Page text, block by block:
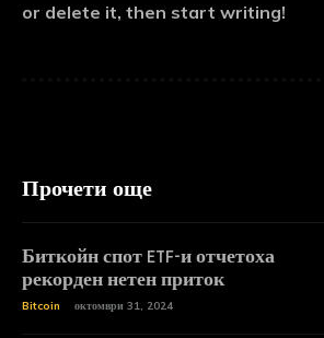
or delete it, then start writing!
Прочети още
Биткойн спот ETF-и отчетоха
рекорден нетен приток
Bitcoin октомври 31, 2024